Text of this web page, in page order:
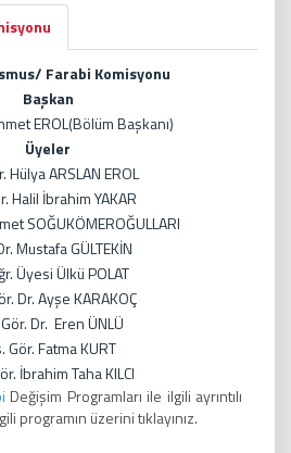
Farabi Komisyonu
Başkan
EROL(Bölüm Başkanı)
Üyeler
Hülya ARSLAN EROL
Halil İbrahim YAKAR
SOĞUKÖMEROĞULLARI
Mustafa GÜLTEKİN
Üyesi Ülkü POLAT
Dr. Ayşe KARAKOÇ
Dr. Eren ÜNLÜ
Gör. Fatma KURT
İbrahim Taha KILCI
Değişim Programları ile ilgili ayrıntılı
programın üzerini tıklayınız.